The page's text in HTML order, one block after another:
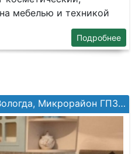
мебелью и техникой
Подробнее
Микрорайон ГПЗ, 1-мкр ГПЗ, №2